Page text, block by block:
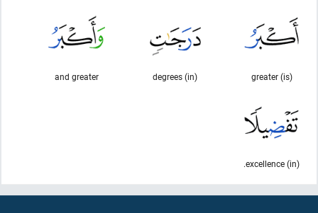
(is) greater
(in) degrees
and greater
(in) excellence.